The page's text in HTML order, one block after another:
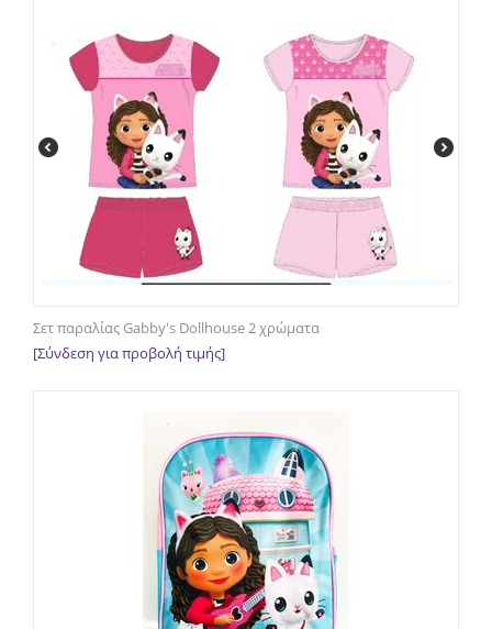
Σετ παραλίας Gabby's Dollhouse 2 χρώματα
[Σύνδεση για προβολή τιμής]